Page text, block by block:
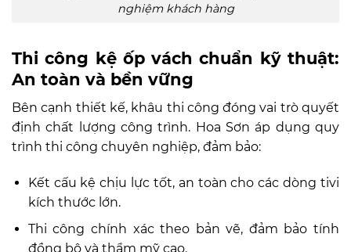
nghiệm khách hàng
Thi công kệ ốp vách chuẩn kỹ thuật:
An toàn và bền vững
Bên cạnh thiết kế, khâu thi công đóng vai trò quyết
định chất lượng công trình. Hoa Sơn áp dụng quy
trình thi công chuyên nghiệp, đảm bảo:
Kết cấu kệ chịu lực tốt, an toàn cho các dòng tivi
kích thước lớn.
Thi công chính xác theo bản vẽ, đảm bảo tính
đồng bộ và thẩm mỹ cao.